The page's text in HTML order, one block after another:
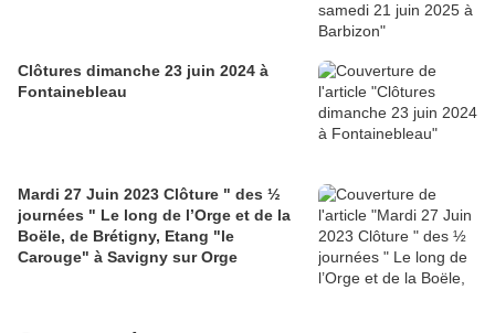
Clôtures dimanche 23 juin 2024 à
Fontainebleau
Mardi 27 Juin 2023 Clôture " des ½
journées " Le long de l’Orge et de la
Boële, de Brétigny, Etang "le
Carouge" à Savigny sur Orge